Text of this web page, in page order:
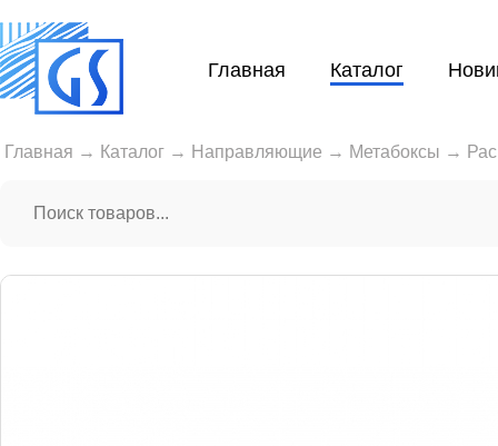
Главная Каталог
Главная → Каталог → Направляющие → Метабоксы →